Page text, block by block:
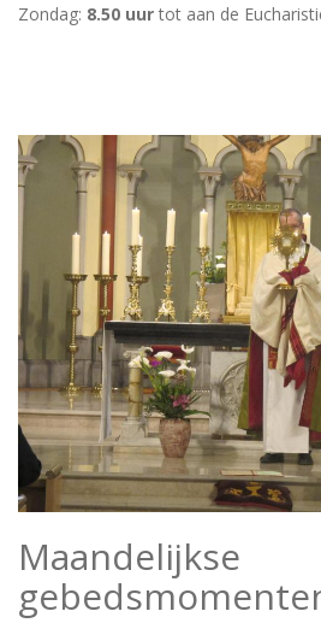
Zondag: 8.50 uur tot aan de
Maandelijkse